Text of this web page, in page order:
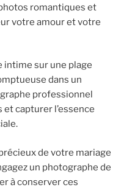
romantiques et
votre amour et votre
intime sur une plage
dans un
professionnel
et capturer l’essence
de votre mariage
un photographe de
à conserver ces